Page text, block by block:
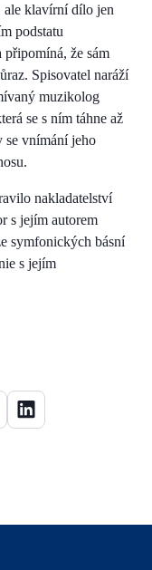
ale klavírní dílo jen
podstatu
že sám
Spisovatel naráží
muzikolog
se s ním táhne až
se vnímání jeho
nakladatelství
s jejím autorem
symfonických básní
s jejím
na X
článek na Facebooku
Sdílet článek na